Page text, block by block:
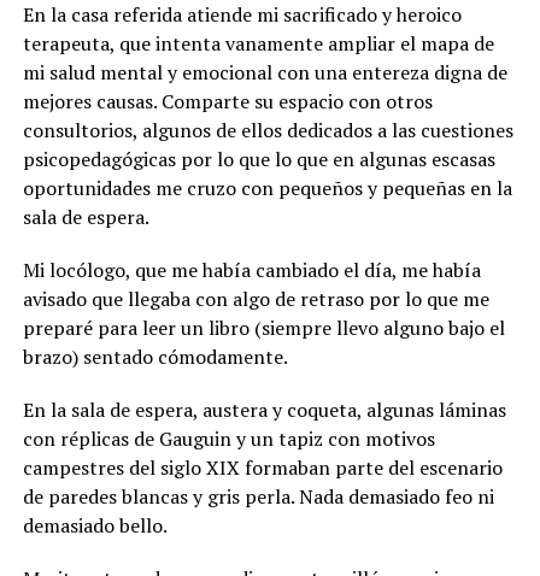
En la casa referida atiende mi sacrificado y heroico
terapeuta, que intenta vanamente ampliar el mapa de
mi salud mental y emocional con una entereza digna de
mejores causas. Comparte su espacio con otros
consultorios, algunos de ellos dedicados a las cuestiones
psicopedagógicas por lo que lo que en algunas escasas
oportunidades me cruzo con pequeños y pequeñas en la
sala de espera.
Mi locólogo, que me había cambiado el día, me había
avisado que llegaba con algo de retraso por lo que me
preparé para leer un libro (siempre llevo alguno bajo el
brazo) sentado cómodamente.
En la sala de espera, austera y coqueta, algunas láminas
con réplicas de Gauguin y un tapiz con motivos
campestres del siglo XIX formaban parte del escenario
de paredes blancas y gris perla. Nada demasiado feo ni
demasiado bello.